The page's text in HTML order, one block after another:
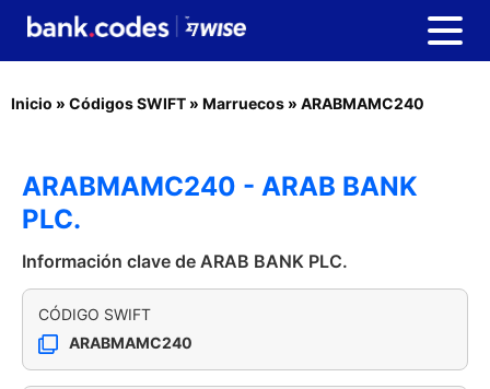
Inicio » Códigos SWIFT » Marruecos » ARABMAMC240
ARABMAMC240 - ARAB BANK
PLC.
Información clave de ARAB BANK PLC.
CÓDIGO SWIFT
ARABMAMC240